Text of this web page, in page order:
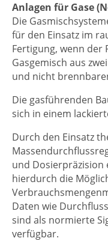
Anlagen für Gase
Die
für den Einsatz im
Fertigung, wenn der
Gasgemisch aus
und nicht
Die gasführenden
sich in einem
Durch den Einsatz
und Dosierpräzision
hierdurch die
Daten wie
sind als normierte
verfügbar.